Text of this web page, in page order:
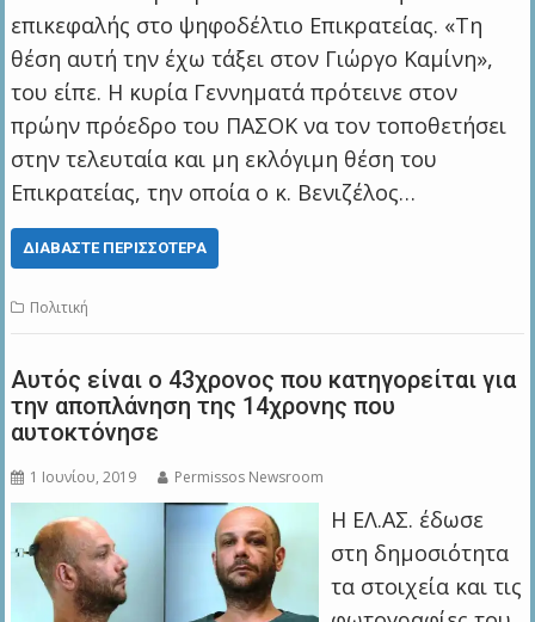
επικεφαλής στο ψηφοδέλτιο Επικρατείας. «Τη
θέση αυτή την έχω τάξει στον Γιώργο Καμίνη»,
του είπε. Η κυρία Γεννηματά πρότεινε στον
πρώην πρόεδρο του ΠΑΣΟΚ να τον τοποθετήσει
στην τελευταία και μη εκλόγιμη θέση του
Επικρατείας, την οποία ο κ. Βενιζέλος…
ΔΙΑΒΆΣΤΕ ΠΕΡΙΣΣΌΤΕΡΑ
Πολιτική
Αυτός είναι ο 43χρονος που κατηγορείται για
την αποπλάνηση της 14χρονης που
αυτοκτόνησε
1 Ιουνίου, 2019 Permissos Newsroom
Η ΕΛ.ΑΣ. έδωσε
στη δημοσιότητα
τα στοιχεία και τις